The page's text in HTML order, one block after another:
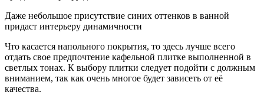
Даже небольшое присутствие синих оттенков в ванной
придаст интерьеру динамичности
Что касается напольного покрытия, то здесь лучше всего
отдать свое предпочтение кафельной плитке выполненной в
светлых тонах. К выбору плитки следует подойти с должным
вниманием, так как очень многое будет зависеть от её
качества.